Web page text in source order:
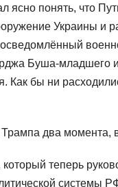
ясно понять, что
Украины и
Буша-младшего
Как бы ни
Трампа два
теперь
системы